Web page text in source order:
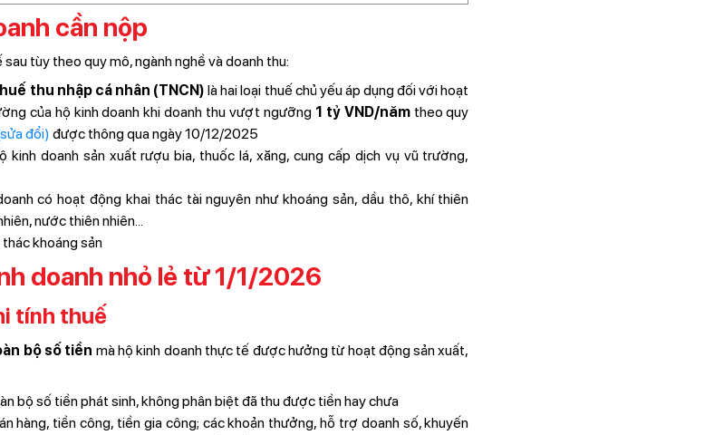
cần nộp
tùy theo quy mô, ngành nghề và doanh thu:
thu nhập cá nhân (TNCN) là hai loại thuế chủ yếu áp dụng đối với hoạt
của hộ kinh doanh khi doanh thu vượt ngưỡng 1 tỷ VND/nămtheo quy
đổi) được thông qua ngày 10/12/2025
kinh doanh sản xuất rượu bia, thuốc lá, xăng, cung cấp dịch vụ vũ trường,
có hoạt động khai thác tài nguyên như khoáng sản, dầu thô, khí thiên
nước thiên nhiên...
khoáng sản
doanh nhỏ lẻ từ 1/1/2026
tính thuế
bộ số tiền mà hộ kinh doanh thực tế được hưởng từ hoạt động sản xuất,
bộ số tiền phát sinh, không phân biệt đã thu được tiền hay chưa
hàng, tiền công, tiền gia công; các khoản thưởng, hỗ trợ doanh số, khuyến